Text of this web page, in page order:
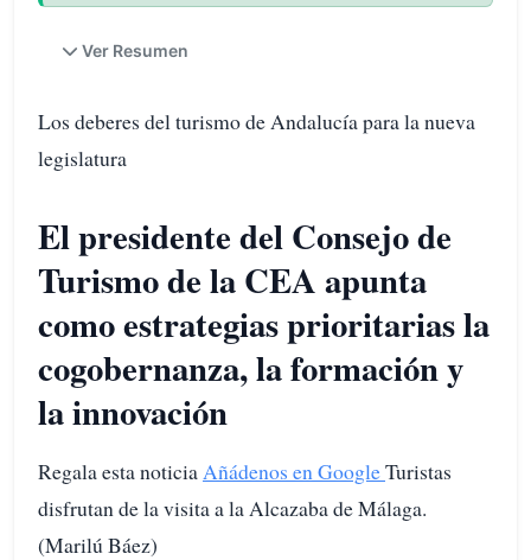
Ver Resumen
Los deberes del turismo de Andalucía para la nueva
legislatura
El presidente del Consejo de
Turismo de la CEA apunta
como estrategias prioritarias la
cogobernanza, la formación y
la innovación
Regala esta noticia Añádenos en GoogleTuristas
disfrutan de la visita a la Alcazaba de Málaga.
(Marilú Báez)